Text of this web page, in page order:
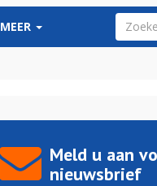
MEER
Meld u aan
nieuwsbrief